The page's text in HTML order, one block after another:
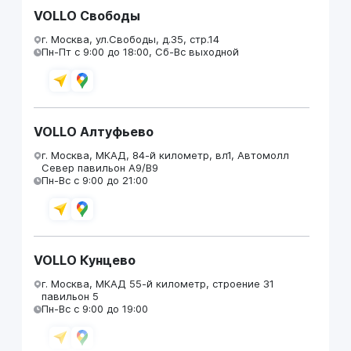
VOLLO Свободы
г. Москва, ул.Свободы, д.35, стр.14
Пн-Пт с 9:00 до 18:00, Сб-Вс выходной
VOLLO Алтуфьево
г. Москва, МКАД, 84-й километр, вл1, Автомолл
Север павильон А9/В9
Пн-Вс с 9:00 до 21:00
VOLLO Кунцево
г. Москва, МКАД 55-й километр, строение 31
павильон 5
Пн-Вс с 9:00 до 19:00